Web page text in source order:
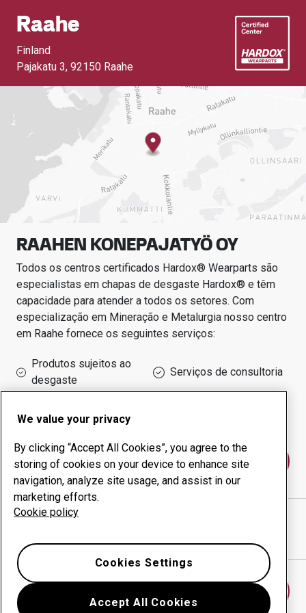
Raahe
Finland
Pajakatu 3, 92150 Raahe
RAAHEN KONEPAJATYÖ OY
Todos os centros certificados Hardox® Wearparts são
especialistas em chapas de desgaste Hardox® e têm
capacidade para atender a todos os setores. Com
especialização em Mineração e Metalurgia nosso centro
em Raahe fornece os seguintes serviços:
Produtos sujeitos ao
desgaste
Serviços de consultoria
de funcionamento
Fale conosco
RAAHEN KONEPAJATYÖ OY
We value your privacy
By clicking “Accept All Cookies”, you agree to the
storing of cookies on your device to enhance site
navigation, analyze site usage, and assist in our
marketing efforts.
Cookie policy
Accept All Cookies
Cookies Settings